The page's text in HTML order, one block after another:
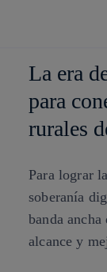
La era
para
rurales
Para lograr
soberanía
banda
alcance y